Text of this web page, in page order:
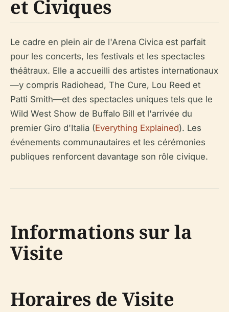
et Civiques
Le cadre en plein air de l'Arena Civica est parfait
pour les concerts, les festivals et les spectacles
théâtraux. Elle a accueilli des artistes internationaux
—y compris Radiohead, The Cure, Lou Reed et
Patti Smith—et des spectacles uniques tels que le
Wild West Show de Buffalo Bill et l'arrivée du
premier Giro d'Italia (Everything Explained). Les
événements communautaires et les cérémonies
publiques renforcent davantage son rôle civique.
Informations sur la
Visite
Horaires de Visite